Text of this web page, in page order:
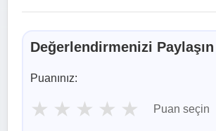
Değerlendirmenizi Paylaşın
Puanınız:
★ ★ ★ ★ ★ Puan seçin